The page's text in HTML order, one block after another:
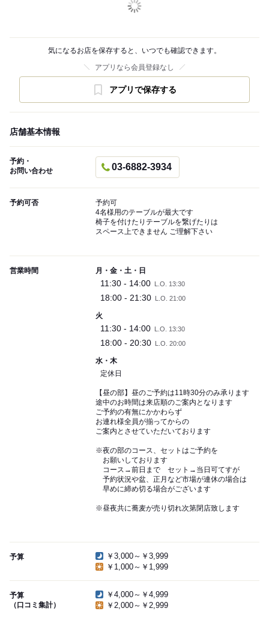
気になるお店を保存すると、いつでも確認できます。
アプリなら会員登録なし
アプリで保存する
店舗基本情報
予約・
お問い合わせ
03-6882-3934
予約可否
予約可
4名様用のテーブルが最大です
椅子を付けたりテーブルを繋げたりは
スペース上できません ご理解下さい
営業時間 月・金・土・日
11:30 - 14:00 L.O. 13:30
18:00 - 21:30 L.O. 21:00
火
11:30 - 14:00 L.O. 13:30
18:00 - 20:30 L.O. 20:00
水・木
定休日
【昼の部】昼のご予約は11時30分のみ承ります
途中のお時間は来店順のご案内となります
ご予約の有無にかかわらず
お連れ様全員が揃ってからの
ご案内とさせていただいております
※夜の部のコース、セットはご予約を
お願いしております
コース→前日まで セット→当日可てすが
予約状況や盆、正月など市場が連休の場合は
早めに締め切る場合がございます
※昼夜共に蕎麦が売り切れ次第閉店致します
予算
￥3,000～￥3,999
￥1,000～￥1,999
予算
（口コミ集計）
￥4,000～￥4,999
￥2,000～￥2,999